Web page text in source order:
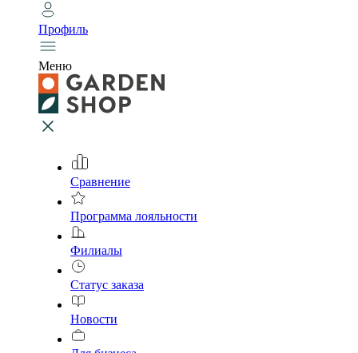
Профиль
Меню
Сравнение
Программа лояльности
Филиалы
Статус заказа
Новости